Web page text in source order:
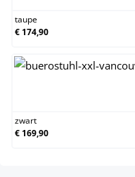
taupe
€ 174,90
zwart
€ 169,90